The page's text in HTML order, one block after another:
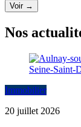
Voir →
Nos
Immobilier
20 juillet 2026